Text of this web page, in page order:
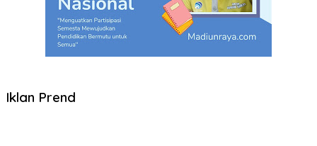
Iklan Prend